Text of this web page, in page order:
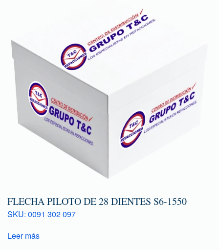
FLECHA PILOTO DE 28 DIENTES S6-1550
SKU: 0091 302 097
Leer más